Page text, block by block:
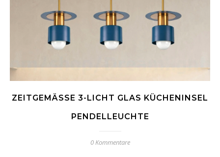
ZEITGEMÄSSE 3-LICHT GLAS KÜCHENINSEL P
ENDELLEUCHTE
0 Kommentare